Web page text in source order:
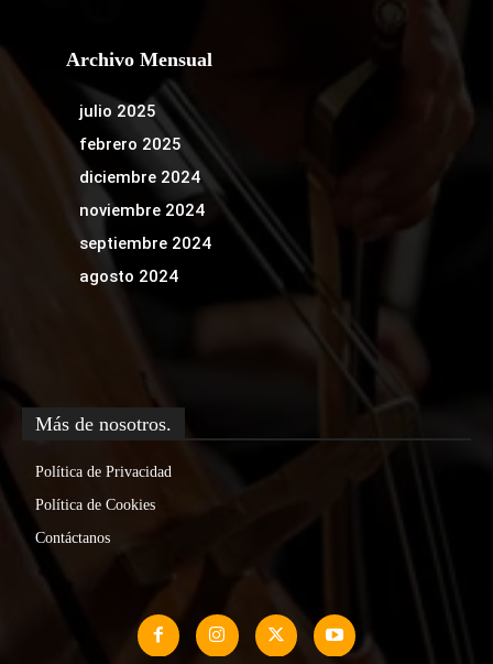
Archivo Mensual
julio 2025
febrero 2025
diciembre 2024
noviembre 2024
septiembre 2024
agosto 2024
Más de nosotros.
Política de Privacidad
Política de Cookies
Contáctanos